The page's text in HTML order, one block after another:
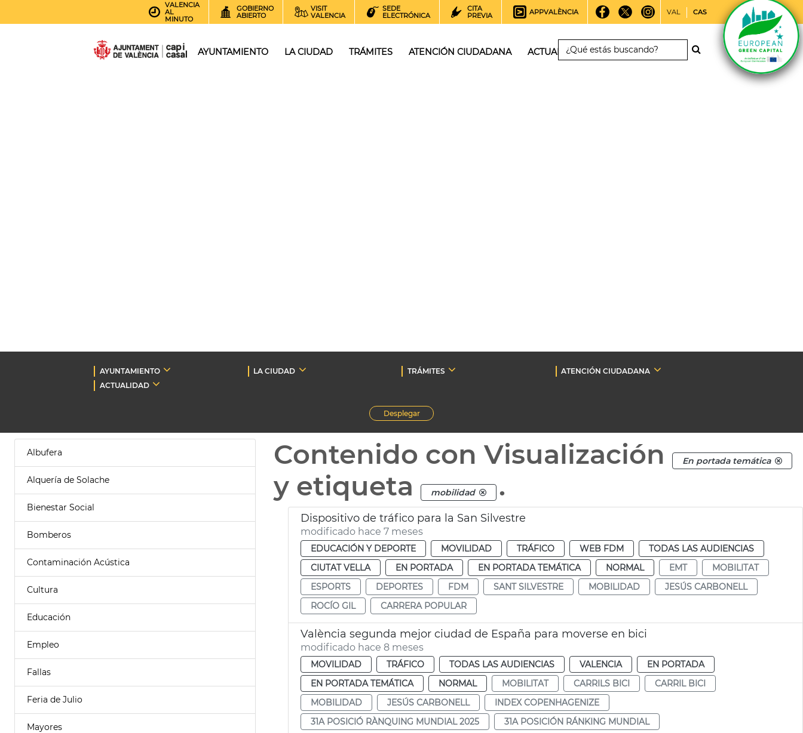
VALENCIA
AL
MINUTO
GOBIERNO
ABIERTO
VISIT
VALENCIA
SEDE
ELECTRÓNICA
CITA
PREVIA
APPVALÈNCIA VAL CAS
AYUNTAMIENTO LA CIUDAD TRÁMITES ATENCIÓN CIUDADANA ACTUALIDAD
AYUNTAMIENTO LA CIUDAD TRÁMITES
ATENCIÓN CIUDADANA
ACTUALIDAD
Desplegar
Albufera
Alquería de Solache
Bienestar Social
Bomberos
Contaminación Acústica
Cultura
Educación
Empleo
Fallas
Feria de Julio
Mayores
Contenido con Visualización En portada temática
y etiqueta mobilidad .
Dispositivo de tráfico para la San Silvestre
modificado hace 7 meses
EDUCACIÓN Y DEPORTE MOVILIDAD TRÁFICO WEB FDM
TODAS LAS AUDIENCIAS
CIUTAT VELLA
EN PORTADA EN PORTADA TEMÁTICA NORMAL EMT
MOBILITAT
ESPORTS
DEPORTES FDM SANT SILVESTRE MOBILIDAD
JESÚS CARBONELL
ROCÍO GIL
CARRERA POPULAR
València segunda mejor ciudad de España para moverse en bici
modificado hace 8 meses
MOVILIDAD TRÁFICO TODAS LAS AUDIENCIAS VALENCIA
EN PORTADA
EN PORTADA TEMÁTICA
NORMAL MOBILITAT CARRILS BICI
CARRIL BICI
MOBILIDAD
JESÚS CARBONELL
INDEX COPENHAGENIZE
31A POSICIÓ RÀNQUING MUNDIAL 2025
31A POSICIÓN RÁNKING MUNDIAL